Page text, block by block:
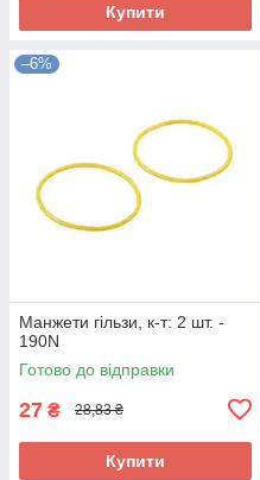
Купити
–6%
Манжети гільзи, к-т: 2 шт. -
190N
Готово до відправки
27 ₴ 28,83 ₴
Купити